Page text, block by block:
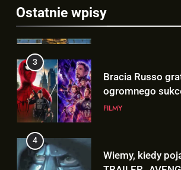
„SPIDER-MAN:
DAY”!
FILMY
4
TRAILER
FILMY
5
„AVENGERS:
pokazany na
FILMY
Ostatnie wpisyFILMY
ogromnego
„SPIDER-MAN:
DAY”!
FILMY
TRAILER